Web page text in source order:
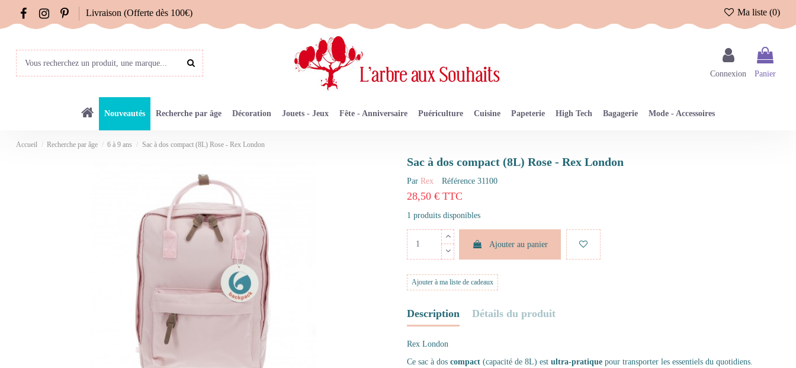
Livraison (Offerte dès 100€) Ma liste (0)
Connexion Panier
Nouveautés Recherche par âge Décoration Jouets - Jeux Fête - Anniversaire Puériculture Cuisine Papeterie High Tech Bagagerie Mode - Accessoires
Accueil Recherche par âge 6 à 9 ans Sac à dos compact (8L) Rose - Rex London
Sac à dos compact (8L) Rose - Rex London
Par Rex Référence 31100
28,50 € TTC
1 produits disponibles
Ajouter au panier
Ajouter à ma liste de cadeaux
Description Détails du produit
Rex London
Ce sac à dos compact (capacité de 8L) est ultra-pratique pour transporter les essentiels du quotidiens.